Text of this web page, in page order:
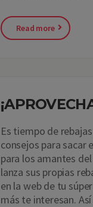
Read more
Es tiempo de
consejos para sacar
para los amantes
lanza sus propias
en la web de tu
más te interesan.